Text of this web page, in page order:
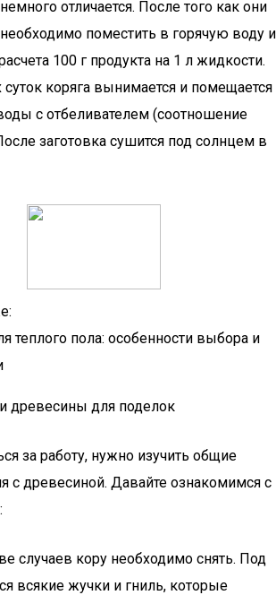
отличается. После того как они
поместить в горячую воду и
100 г продукта на 1 л жидкости.
суток коряга вынимается и помещается
с отбеливателем (соотношение
заготовка сушится под солнцем в
теплого пола: особенности выбора и
древесины для поделок
за работу, нужно изучить общие
с древесиной. Давайте ознакомимся с
случаев кору необходимо снять. Под
всякие жучки и гниль, которые